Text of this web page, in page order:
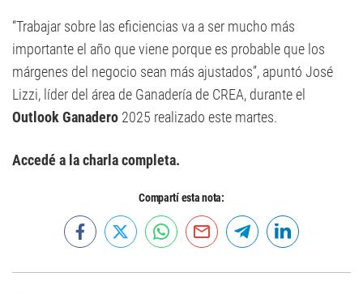
“Trabajar sobre las eficiencias va a ser mucho más
importante el año que viene porque es probable que los
márgenes del negocio sean más ajustados”, apuntó José
Lizzi, líder del área de Ganadería de CREA, durante el
Outlook Ganadero 2025 realizado este martes.
Accedé a la charla completa.
Compartí esta nota: